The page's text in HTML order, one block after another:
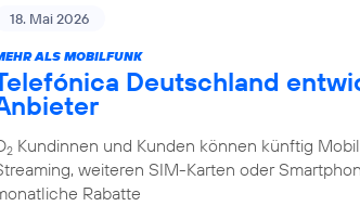
18. Mai 2026
ALS MOBILFUNK
Deutschland
2 Kundinnen und Kunden können künftig
weiteren SIM-Karten oder
Rabatte